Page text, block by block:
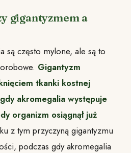
gigantyzmem a
są często mylone, ale są to
Gigantyzm
tkanki kostnej
akromegalia występuje
organizm osiągnął już
z tym przyczyną gigantyzmu
podczas gdy akromegalia